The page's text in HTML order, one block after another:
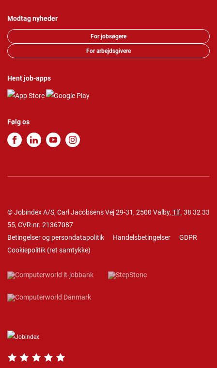
Modtag nyheder
For jobsøgere
For arbejdsgivere
Hent job-apps
Følg os
© Jobindex A/S, Carl Jacobsens Vej 29-31, 2500 Valby, Tlf. 38 32 33
55, CVR-nr. 21367087
Betingelser og persondatapolitik
Handelsbetingelser
GDPR
Cookiepolitik (ret samtykke)